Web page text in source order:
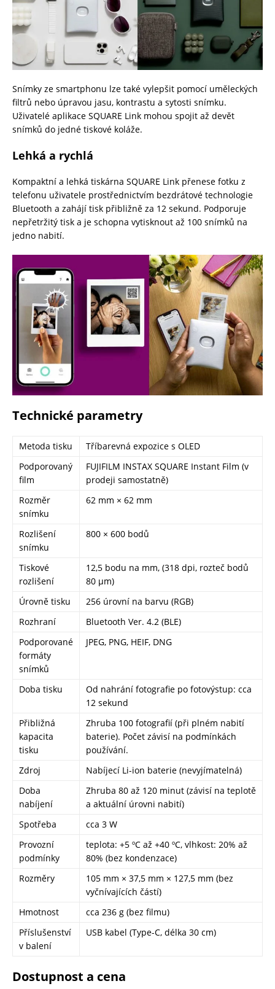
Snímky ze smartphonu lze také vylepšit pomocí uměleckých
filtrů nebo úpravou jasu, kontrastu a sytosti snímku.
Uživatelé aplikace SQUARE Link mohou spojit až devět
snímků do jedné tiskové koláže.
Lehká a rychlá
Kompaktní a lehká tiskárna SQUARE Link přenese fotku z
telefonu uživatele prostřednictvím bezdrátové technologie
Bluetooth a zahájí tisk přibližně za 12 sekund. Podporuje
nepřetržitý tisk a je schopna vytisknout až 100 snímků na
jedno nabití.
Technické parametry
Metoda tisku
Tříbarevná expozice s OLED
Podporovaný
film
FUJIFILM INSTAX SQUARE Instant Film (v
prodeji samostatně)
Rozměr
snímku
62 mm × 62 mm
Rozlišení
snímku
800 × 600 bodů
Tiskové
rozlišení
12,5 bodu na mm, (318 dpi, rozteč bodů
80 μm)
Úrovně tisku
256 úrovní na barvu (RGB)
Rozhraní
Bluetooth Ver. 4.2 (BLE)
Podporované
formáty
snímků
JPEG, PNG, HEIF, DNG
Doba tisku
Od nahrání fotografie po fotovýstup: cca
12 sekund
Přibližná
kapacita
tisku
Zhruba 100 fotografií (při plném nabití
baterie). Počet závisí na podmínkách
používání.
Zdroj
Nabíjecí Li-ion baterie (nevyjímatelná)
Doba
nabíjení
Zhruba 80 až 120 minut (závisí na teplotě
a aktuální úrovni nabití)
Spotřeba
cca 3 W
Provozní
podmínky
teplota: +5 ºC až +40 ºC, vlhkost: 20% až
80% (bez kondenzace)
Rozměry
105 mm × 37,5 mm × 127,5 mm (bez
vyčnívajících částí)
Hmotnost
cca 236 g (bez filmu)
Příslušenství
v balení
USB kabel (Type-C, délka 30 cm)
Dostupnost a cena